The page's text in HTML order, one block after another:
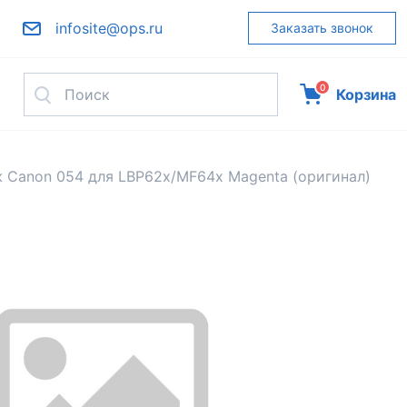
infosite@ops.ru Заказать звонок
0 Корзина
054 для LBP62x/MF64x Magenta (оригинал)